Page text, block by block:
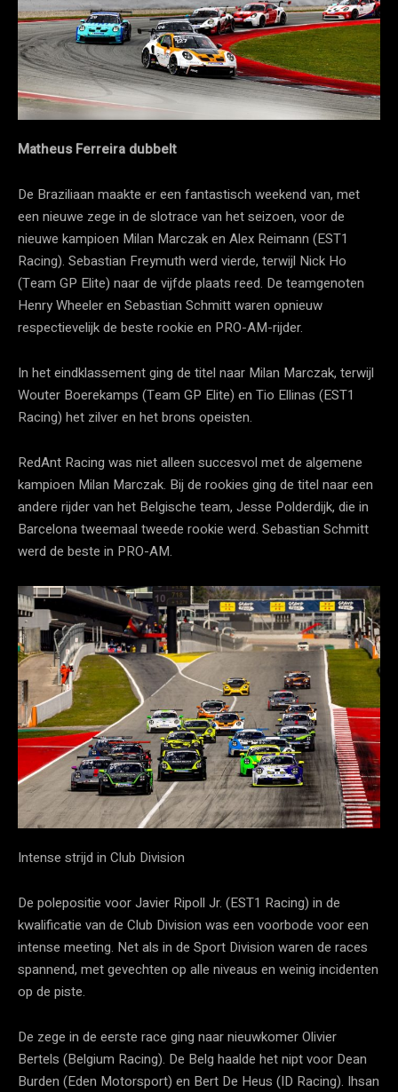
Matheus Ferreira dubbelt
De Braziliaan maakte er een fantastisch weekend van, met
een nieuwe zege in de slotrace van het seizoen, voor de
nieuwe kampioen Milan Marczak en Alex Reimann (EST1
Racing). Sebastian Freymuth werd vierde, terwijl Nick Ho
(Team GP Elite) naar de vijfde plaats reed. De teamgenoten
Henry Wheeler en Sebastian Schmitt waren opnieuw
respectievelijk de beste rookie en PRO-AM-rijder.
In het eindklassement ging de titel naar Milan Marczak, terwijl
Wouter Boerekamps (Team GP Elite) en Tio Ellinas (EST1
Racing) het zilver en het brons opeisten.
RedAnt Racing was niet alleen succesvol met de algemene
kampioen Milan Marczak. Bij de rookies ging de titel naar een
andere rijder van het Belgische team, Jesse Polderdijk, die in
Barcelona tweemaal tweede rookie werd. Sebastian Schmitt
werd de beste in PRO-AM.
Intense strijd in Club Division
De polepositie voor Javier Ripoll Jr. (EST1 Racing) in de
kwalificatie van de Club Division was een voorbode voor een
intense meeting. Net als in de Sport Division waren de races
spannend, met gevechten op alle niveaus en weinig incidenten
op de piste.
De zege in de eerste race ging naar nieuwkomer Olivier
Bertels (Belgium Racing). De Belg haalde het nipt voor Dean
Burden (Eden Motorsport) en Bert De Heus (ID Racing). Ihsan